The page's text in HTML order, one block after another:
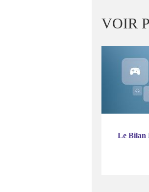
VOIR
Le Bilan